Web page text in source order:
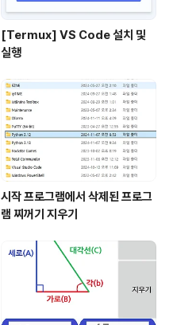
[Termux] VS Code 설치 및
실행
시작 프로그램에서 삭제된 프로그
램 찌꺼기 지우기